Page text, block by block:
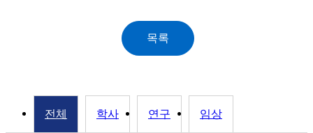
전체 학사 연구 임상